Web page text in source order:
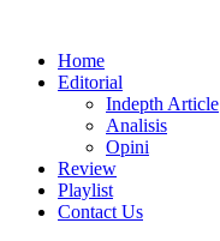
Home
Editorial
Indepth Article
Analisis
Opini
Review
Playlist
Contact Us